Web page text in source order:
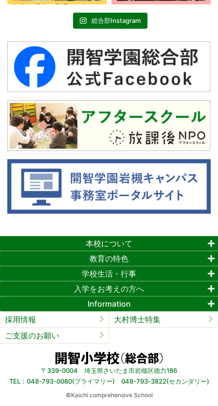
総合部Instagram
〒339-0004 埼玉県さいたま市岩槻区徳力186
TEL：048-793-0080(プライマリー) 048-793-3822(セカンダリー)
本校について
教育の特色
学校生活・行事
入学をお考えの方へ
Information
採用情報
大村博士特集
ご支援のお願い
©︎Kaichi comprehensive School